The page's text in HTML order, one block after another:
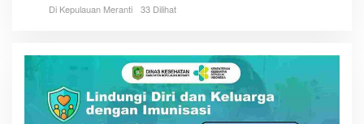
Di Kepulauan Meranti 33 Dilihat